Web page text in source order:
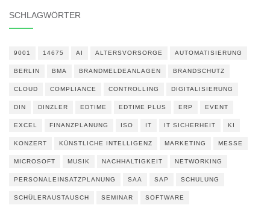
SCHLAGWÖRTER
9001 14675 AI ALTERSVORSORGE AUTOMATISIERUNG
BERLIN BMA BRANDMELDEANLAGEN BRANDSCHUTZ
CLOUD COMPLIANCE CONTROLLING DIGITALISIERUNG
DIN DINZLER EDTIME EDTIME PLUS ERP EVENT
EXCEL FINANZPLANUNG ISO IT IT SICHERHEIT KI
KONZERT KÜNSTLICHE INTELLIGENZ MARKETING MESSE
MICROSOFT MUSIK NACHHALTIGKEIT NETWORKING
PERSONALEINSATZPLANUNG SAA SAP SCHULUNG
SCHÜLERAUSTAUSCH SEMINAR SOFTWARE